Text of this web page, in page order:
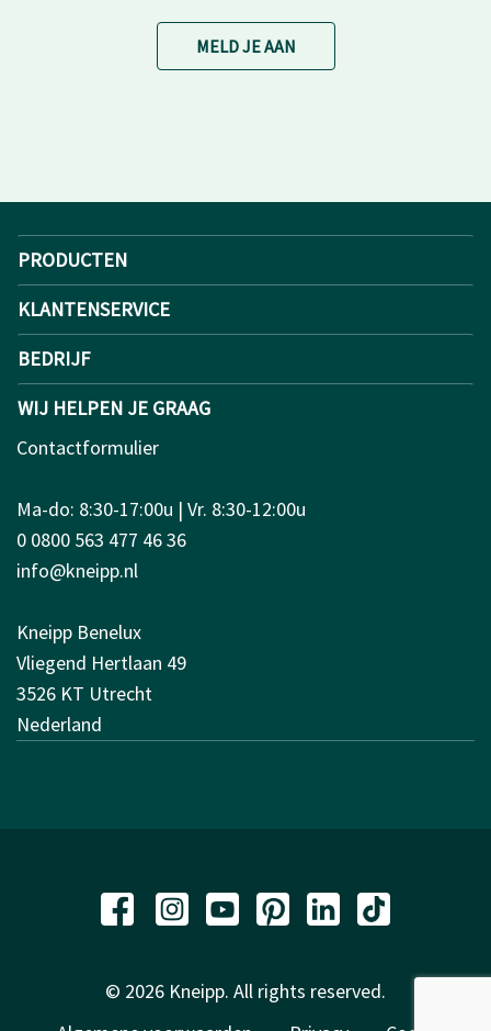
MELD JE AAN
PRODUCTEN
KLANTENSERVICE
BEDRIJF
WIJ HELPEN JE GRAAG
Contactformulier
Ma-do: 8:30-17:00u | Vr. 8:30-12:00u
0 0800 563 477 46 36
info@kneipp.nl
Kneipp Benelux
Vliegend Hertlaan 49
3526 KT Utrecht
Nederland
© 2026 Kneipp. All rights reserved.